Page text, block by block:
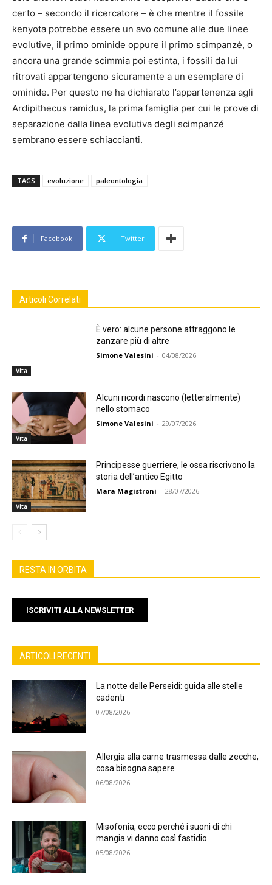
certo – secondo il ricercatore – è che mentre il fossile
kenyota potrebbe essere un avo comune alle due linee
evolutive, il primo ominide oppure il primo scimpanzé, o
ancora una grande scimmia poi estinta, i fossili da lui
ritrovati appartengono sicuramente a un esemplare di
ominide. Per questo ne ha dichiarato l’appartenenza agli
Ardipithecus ramidus, la prima famiglia per cui le prove di
separazione dalla linea evolutiva degli scimpanzé
sembrano essere schiaccianti.
TAGS evoluzione paleontologia
Facebook Twitter
Articoli Correlati
Vita
È vero: alcune persone attraggono le
zanzare più di altre
Simone Valesini - 04/08/2026
Vita
Alcuni ricordi nascono (letteralmente)
nello stomaco
Simone Valesini - 29/07/2026
Vita
Principesse guerriere, le ossa riscrivono la
storia dell’antico Egitto
Mara Magistroni - 28/07/2026
RESTA IN ORBITA
ISCRIVITI ALLA NEWSLETTER
ARTICOLI RECENTI
La notte delle Perseidi: guida alle stelle
cadenti
07/08/2026
Allergia alla carne trasmessa dalle zecche,
cosa bisogna sapere
06/08/2026
Misofonia, ecco perché i suoni di chi
mangia vi danno così fastidio
05/08/2026